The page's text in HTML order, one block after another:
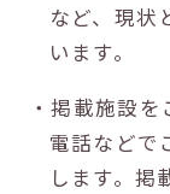
など、現状
います。
・掲載施設
電話などで
します。掲